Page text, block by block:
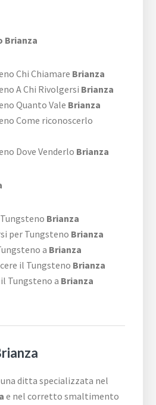
Brianza
Chi Chiamare Brianza
A Chi Rivolgersi Brianza
Quanto Vale Brianza
Come riconoscerlo
Dove Venderlo Brianza
Brianza
per Tungsteno Brianza
a Brianza
il Tungsteno Brianza
il Tungsteno a Brianza
ditta specializzata nel
e nel corretto smaltimento